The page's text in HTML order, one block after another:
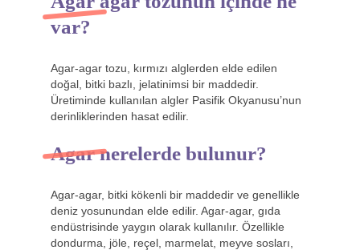
var?
Agar-agar tozu, kırmızı alglerden elde edilen
doğal, bitki bazlı, jelatinimsi bir maddedir.
Üretiminde kullanılan algler Pasifik Okyanusu’nun
derinliklerinden hasat edilir.
Agar nerelerde bulunur?
Agar-agar, bitki kökenli bir maddedir ve genellikle
deniz yosunundan elde edilir. Agar-agar, gıda
endüstrisinde yaygın olarak kullanılır. Özellikle
dondurma, jöle, reçel, marmelat, meyve sosları,